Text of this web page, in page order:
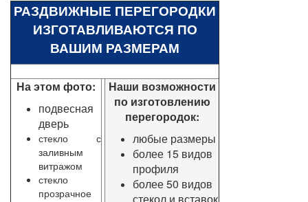
РАЗДВИЖНЫЕ ПЕРЕГОРОДКИ
ИЗГОТАВЛИВАЮТСЯ ПО
ВАШИМ РАЗМЕРАМ
На этом фото:
подвесная
дверь
стекло с
заливным
витражом
стекло
прозрачное
Наши возможности
по изготовлению
перегородок:
любые размеры
более 15 видов
профиля
более 50 видов
стекол и вставок